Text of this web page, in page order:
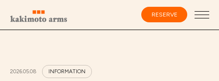
RESERVE
2026.05.08 INFORMATION